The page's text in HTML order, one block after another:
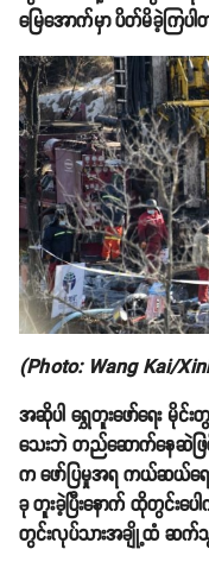
မြေအောက်မှာ ပိတ်မိခဲ့ကြပ
(Photo: Wang Kai/
အဆိုပါ ရွှေတူးဖော်ရေး မိုင်
သေးဘဲ တည်ဆောက်နေဆဲဖ
က ဖော်ပြမှုအရ ကယ်ဆယ်ရေ
ခု တူးခဲ့ပြီးနောက် ထိုတွင်းပ
တွင်းလုပ်သားအချို့ထံ ဆက်သွ